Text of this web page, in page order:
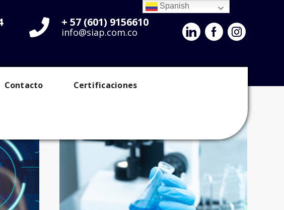
+ 57 (601) 9156610
info@siap.com.co
Contacto Certificaciones
Show All
Spanish